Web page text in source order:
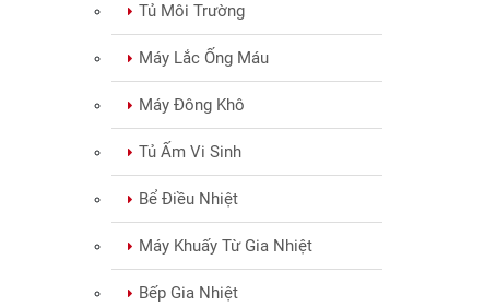
Tủ Môi Trường
Máy Lắc Ống Máu
Máy Đông Khô
Tủ Ấm Vi Sinh
Bể Điều Nhiệt
Máy Khuấy Từ Gia Nhiệt
Bếp Gia Nhiệt